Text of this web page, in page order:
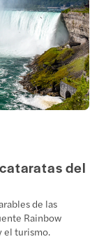
del
de las
Rainbow
el turismo.